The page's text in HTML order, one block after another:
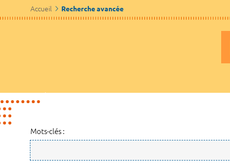
Accueil Recherche avancée
Mots-clés :